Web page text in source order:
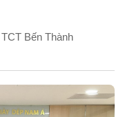
Bến Thành